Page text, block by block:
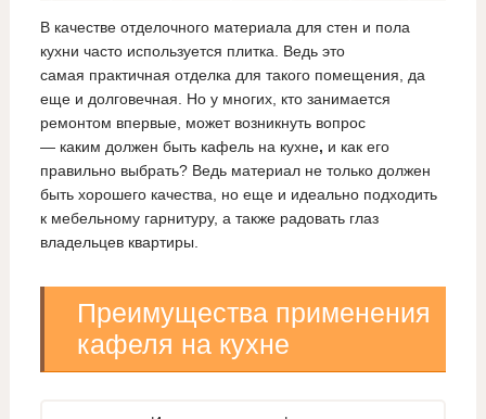
В качестве отделочного материала для стен и пола
кухни часто используется плитка. Ведь это
самая практичная отделка для такого помещения, да
еще и долговечная. Но у многих, кто занимается
ремонтом впервые, может возникнуть вопрос
— каким должен быть кафель на кухне, и как его
правильно выбрать? Ведь материал не только должен
быть хорошего качества, но еще и идеально подходить
к мебельному гарнитуру, а также радовать глаз
владельцев квартиры.
Преимущества применения
кафеля на кухне